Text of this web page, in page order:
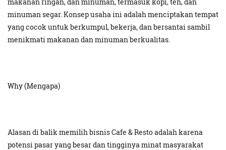
minuman segar. Konsep usaha ini adalah menciptakan tempat
yang cocok untuk berkumpul, bekerja, dan bersantai sambil
menikmati makanan dan minuman berkualitas.
Why (Mengapa)
Alasan di balik memilih bisnis Cafe & Resto adalah karena
potensi pasar yang besar dan tingginya minat masyarakat